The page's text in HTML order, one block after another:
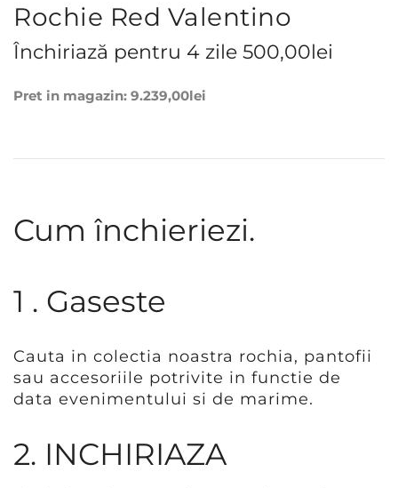
Rochie Red Valentino
Închiriază pentru 4 zile 500,00lei
Pret in magazin: 9.239,00lei
Cum închieriezi.
1 . Gaseste
Cauta in colectia noastra rochia, pantofii
sau accesoriile potrivite in functie de
data evenimentului si de marime.
2. INCHIRIAZA